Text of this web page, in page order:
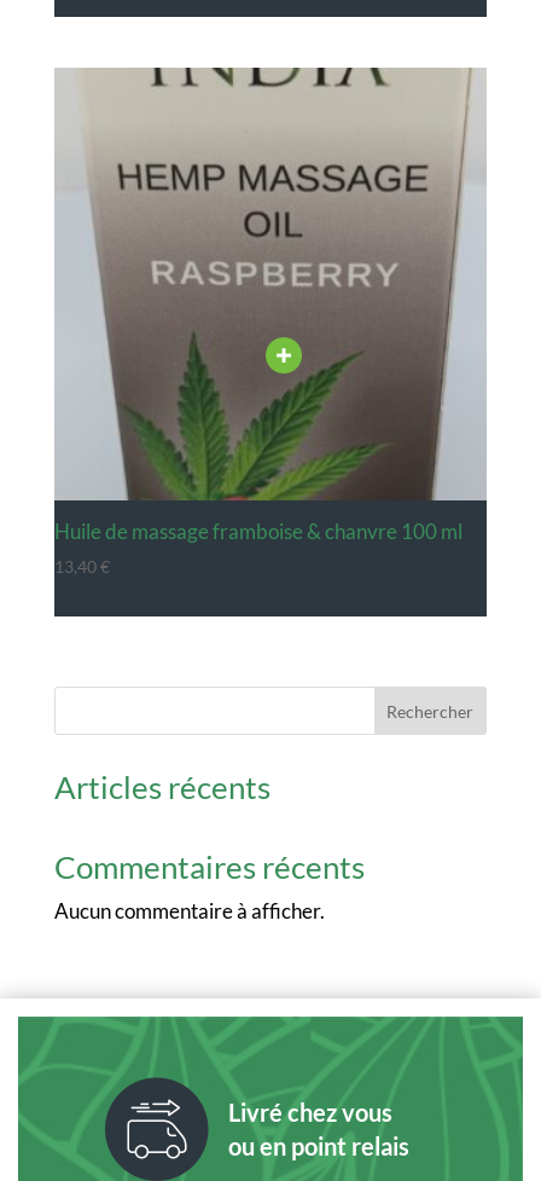
huile de massage framboise & chanvre 100 ml
13,40€
Rechercher
Articles récents
Commentaires récents
Aucun commentaire à afficher.
Livré chez vous
ou en point relais